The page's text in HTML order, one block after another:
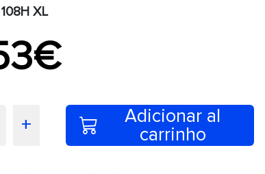
XL
+
Adicionar al
carrinho